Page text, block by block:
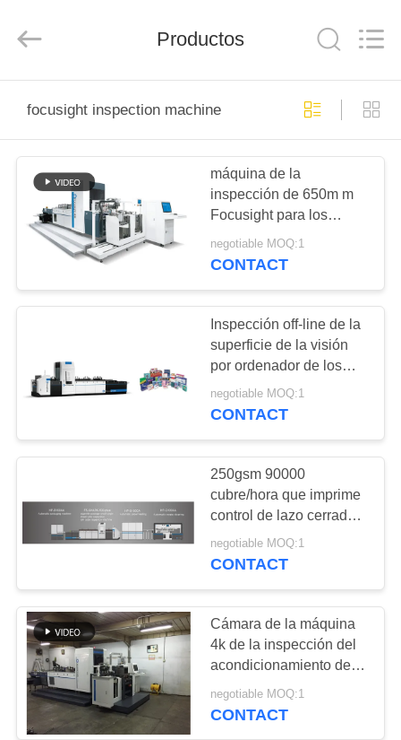
PRODUCTOS
SOBRE
NOSOTROS
VIAJE
FÁBRICA
CONTROL
DE
CALIDAD
ÉNTRENOS
EN
CONTACTO
CON
NOTICIAS
Technology
Co.,Ltd.
Reserved.
Productos
focusight inspection machine
máquina de la
inspección de 650m m
Focusight para los
cartones de plegamiento
700GSM
negotiable MOQ:1
CONTACT
Inspección off-line de la
superficie de la visión
por ordenador de los
cigarrillos, máquina de
la inspección de
negotiable MOQ:1
CONTACT
250gsm 90000
cubre/hora que imprime
control de lazo cerrado
de la máquina de la
inspección de Focusight
negotiable MOQ:1
CONTACT
Cámara de la máquina
4k de la inspección del
acondicionamiento de
los alimentos Focusight
negotiable MOQ:1
CONTACT